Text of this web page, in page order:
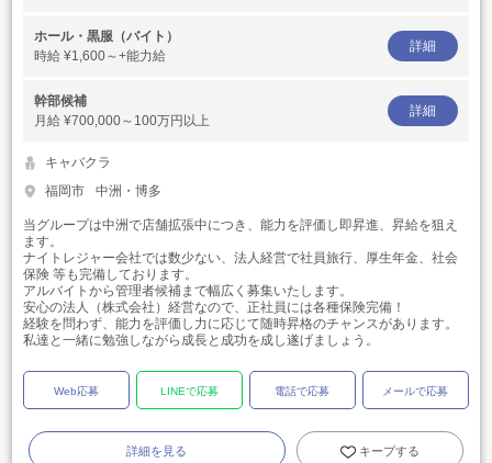
ホール・黒服（バイト）
時給 ¥1,600～+能力給
詳細
幹部候補
月給 ¥700,000～100万円以上
詳細
キャバクラ
福岡市
中洲・博多
当グループは中洲で店舗拡張中につき、能力を評価し即昇進、昇給を狙え
ます。
ナイトレジャー会社では数少ない、法人経営で社員旅行、厚生年金、社会
保険 等も完備しております。
アルバイトから管理者候補まで幅広く募集いたします。
安心の法人（株式会社）経営なので、正社員には各種保険完備！
経験を問わず、能力を評価し力に応じて随時昇格のチャンスがあります。
私達と一緒に勉強しながら成長と成功を成し遂げましょう。
Web応募 LINEで応募 電話で応募 メールで応募
詳細を見る キープする